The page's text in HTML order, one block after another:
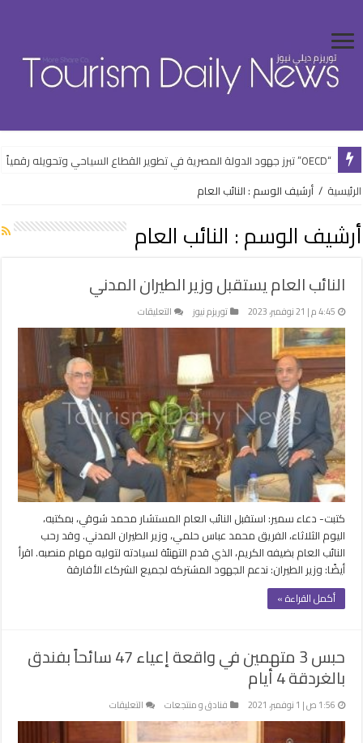
“OECD” تبرز جهود الدولة المصرية في تطوير القطاع السياحي وتحويله رقمياً
“الشباب” تفتتح فعاليات الأنشطة الرياضية بالعلمين الجديدة ضمن خطتها
الرئيسية / أرشيف الوسم : النائب العام
أرشيف الوسم : النائب العام
النائب العام يستقبل وزير الطيران المدني
4:45 م | 21 نوفمبر، 2023 توريزم نيوز التعليقات
النائب
العام
يستقبل
وزير
الطيران
المدني
مغلقة
كتبت- دعاء سمير: استقبل النائب العام المستشار محمد شوقي، بمكتبه،
اليوم الثلاثاء، الفريق محمد عباس حلمي، وزير الطيران المدني. وقد رحب
النائب العام بضيفه الكريم، الذي قدم التهنئة لسيادته لتوليه مهام منصبه. اقرأ
أيضًا: وزير الطيران: ندعم الجهود المشتركه لجميع الشركاء الأفارقة
أكمل القراءة »
حبس 3 متهمين في واقعة إعياء 47 سائحاً بفندق
بالغردقة 4 أيام
1:56 ص | 1 نوفمبر، 2021 فنادق و منتجعات التعليقات
حبس